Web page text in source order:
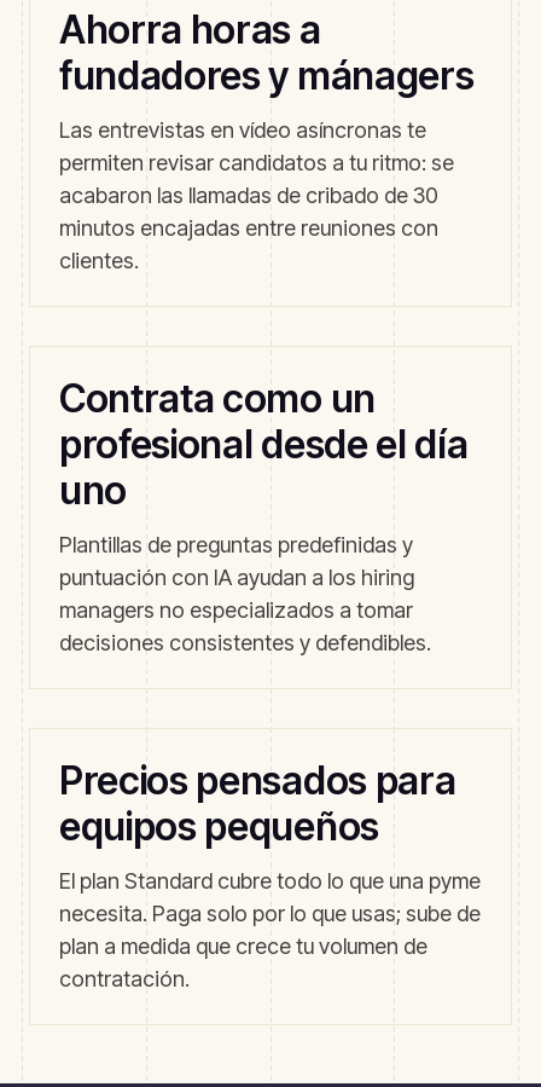
Ahorra horas a
fundadores y mánagers
Las entrevistas en vídeo asíncronas te
permiten revisar candidatos a tu ritmo: se
acabaron las llamadas de cribado de 30
minutos encajadas entre reuniones con
clientes.
Contrata como un
profesional desde el día
uno
Plantillas de preguntas predefinidas y
puntuación con IA ayudan a los hiring
managers no especializados a tomar
decisiones consistentes y defendibles.
Precios pensados para
equipos pequeños
El plan Standard cubre todo lo que una pyme
necesita. Paga solo por lo que usas; sube de
plan a medida que crece tu volumen de
contratación.